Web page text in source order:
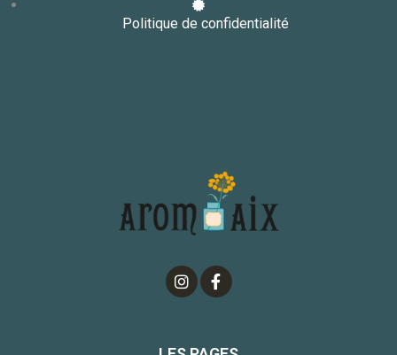
Politique de confidentialité